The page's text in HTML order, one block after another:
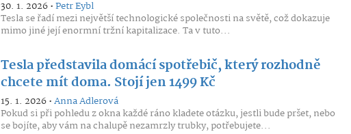
30. 1. 2026 •Petr Eybl
Tesla se řadí mezi největší technologické společnosti na světě, což dokazuje
mimo jiné její enormní tržní kapitalizace. Ta v tuto...
Tesla představila domácí spotřebič, který rozhodně
chcete mít doma. Stojí jen 1499 Kč
15. 1. 2026 •Anna Adlerová
Pokud si při pohledu z okna každé ráno kladete otázku, jestli bude pršet, nebo
se bojíte, aby vám na chalupě nezamrzly trubky, potřebujete...